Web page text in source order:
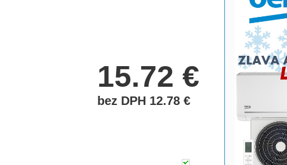
15.72€
bez DPH 12.78€